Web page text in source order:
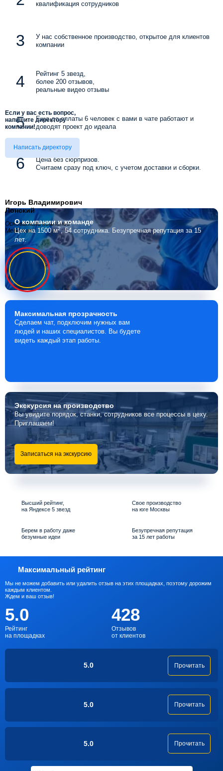
Высший рейтинг,
на Яндексе 5 звезд
Свое производство
на юге Москвы
Берем в работу даже
безумные идеи
Безупречная репутация
за 15 лет работы
квалификация сотрудников
У нас собственное производство, открытое для клиентов
компании
Рейтинг 5 звезд,
более 200 отзывов,
реальные видео отзывы
Еще до оплаты 6 человек с вами в чате работают и
доводят проект до идеала
Цена без сюрпризов.
Считаем сразу под ключ, с учетом доставки и сборки.
Если у вас есть вопрос,
напишите директору
компании!
Написать директору
Игорь Владимирович
Лонский
Основатель компании
Мебелино
О компаниии команде
Цех на 1500 м2, 54 сотрудника. Безупречная репутация за 15
лет.
Максимальная прозрачность
Сделаем чат, подключим нужных вам
людей и наших специалистов. Вы будете
видеть каждый этап работы.
Экскурсияна производство
Вы увидите порядок, станки, сотрудников все процессы в цеху.
Приглашаем!
Записаться на экскурсию
Максимальный рейтинг
Мы не можем добавить или удалить отзыв на этих площадках, поэтому дорожим
каждым клиентом.
Ждем и ваш отзыв!
5.0
Рейтинг
на площадках
428
Отзывов
от клиентов
5.0 Прочитать
5.0 Прочитать
5.0 Прочитать